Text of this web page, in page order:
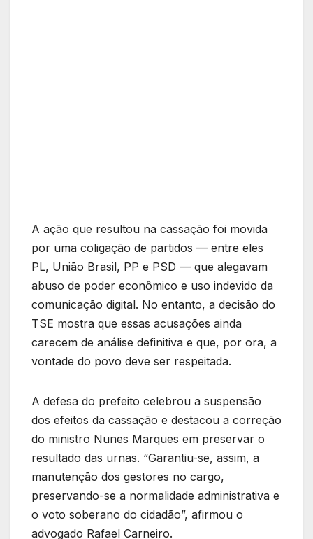
A ação que resultou na cassação foi movida
por uma coligação de partidos — entre eles
PL, União Brasil, PP e PSD — que alegavam
abuso de poder econômico e uso indevido da
comunicação digital. No entanto, a decisão do
TSE mostra que essas acusações ainda
carecem de análise definitiva e que, por ora, a
vontade do povo deve ser respeitada.
A defesa do prefeito celebrou a suspensão
dos efeitos da cassação e destacou a correção
do ministro Nunes Marques em preservar o
resultado das urnas. “Garantiu-se, assim, a
manutenção dos gestores no cargo,
preservando-se a normalidade administrativa e
o voto soberano do cidadão”, afirmou o
advogado Rafael Carneiro.